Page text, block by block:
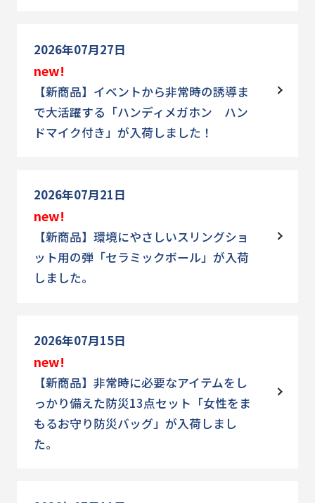
2026年07月27日
new!
【新商品】イベントから非常時の誘導ま
で大活躍する「ハンディメガホン ハン
ドマイク付き」が入荷しました！
2026年07月21日
new!
【新商品】環境にやさしいスリングショ
ット用の弾「セラミックボール」が入荷
しました。
2026年07月15日
new!
【新商品】非常時に必要なアイテムをし
っかり備えた防災13点セット「女性をま
もるお守り防災バッグ」が入荷しまし
た。